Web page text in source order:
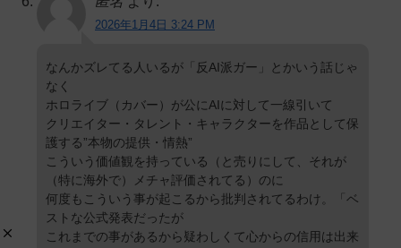
2026年1月4日 3:24 PM
なんかズレてる人いるが「反AI派ガー」とかいう話じゃ
なく
ホロライブ（カバー）が公にAIに対して一線引いて
クリエイター・タレント・キャラクターを作品として保
護する”本物の提供・情熱”
こういう価値観を持っている（と売りにして、それが
（特に海外で）メチャ評価されてる）のに
何度もこういう事が起こるから批判されてるわけ。「ベ
ストな公式発表だったが
これまでの事があるから疑わしくて心からの信用は出来